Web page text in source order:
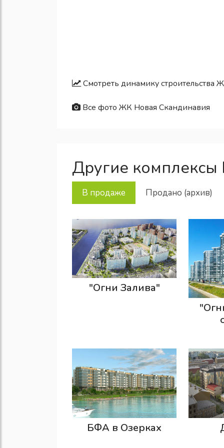
Смотреть динамику строительства
Все фото ЖК Новая Скандинавия
Другие
В продаже Продано (архив)
"Огни Залива"
БФА в Озерках